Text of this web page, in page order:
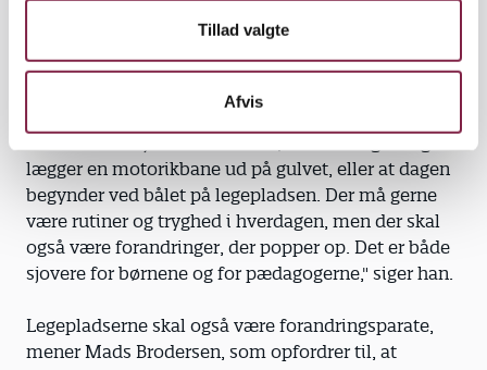
Tillad valgte
Afvis
belønner vores hjerne os med en
tilfredshedsfølelse. Vil vi skabe de bedste
forudsætninger for børnene, skal man kaste nye
lægger en motorik­bane ud på gulvet, eller at dagen
begynder ved bålet på legepladsen. Der må gerne
være rutiner og tryghed i hverdagen, men der skal
også være forandringer, der popper op. Det er både
sjovere for børnene og for pædagogerne," siger han.
Legepladserne skal også være forandringsparate,
mener Mads Brodersen, som opfordrer til, at